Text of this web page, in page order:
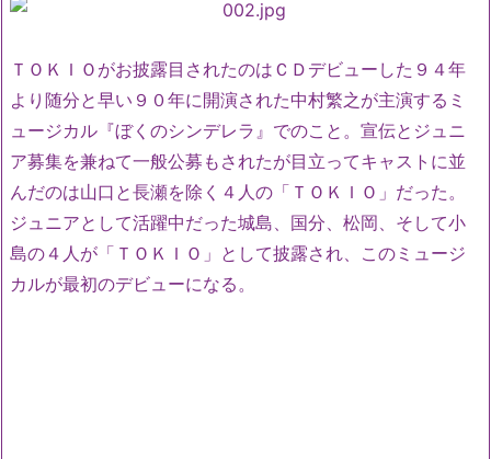
ＴＯＫＩＯがお披露目されたのはＣＤデビューした９４年
より随分と早い９０年に開演された中村繁之が主演するミ
ュージカル『ぼくのシンデレラ』でのこと。宣伝とジュニ
ア募集を兼ねて一般公募もされたが目立ってキャストに並
んだのは山口と長瀬を除く４人の「ＴＯＫＩＯ」だった。
ジュニアとして活躍中だった城島、国分、松岡、そして小
島の４人が「ＴＯＫＩＯ」として披露され、このミュージ
カルが最初のデビューになる。